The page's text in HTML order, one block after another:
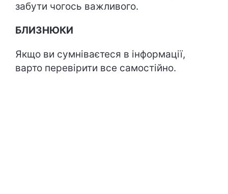
забути чогось важливого.
БЛИЗНЮКИ
Якщо ви сумніваєтеся в інформації,
варто перевірити все самостійно.